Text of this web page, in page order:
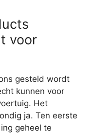
voor
gesteld wordt
kunnen voor
Het
ja. Ten eerste
geheel te